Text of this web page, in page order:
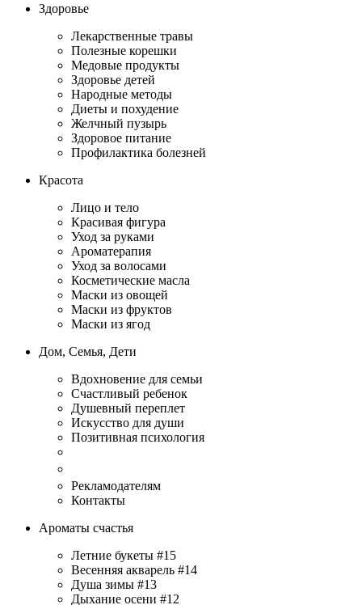
Здоровье
Лекарственные травы
Полезные корешки
Медовые продукты
Здоровье детей
Народные методы
Диеты и похудение
Желчный пузырь
Здоровое питание
Профилактика болезней
Красота
Лицо и тело
Красивая фигура
Уход за руками
Ароматерапия
Уход за волосами
Косметические масла
Маски из овощей
Маски из фруктов
Маски из ягод
Дом, Семья, Дети
Вдохновение для семьи
Счастливый ребенок
Душевный переплет
Искусство для души
Позитивная психология
Рекламодателям
Контакты
Ароматы счастья
Летние букеты #15
Весенняя акварель #14
Душа зимы #13
Дыхание осени #12